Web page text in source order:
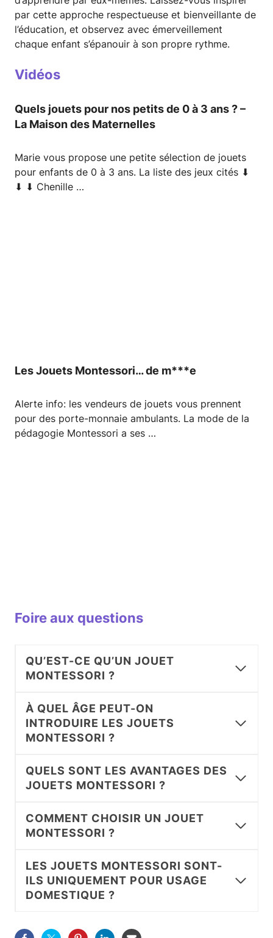
par cette approche respectueuse et bienveillante de
l’éducation, et observez avec émerveillement
chaque enfant s’épanouir à son propre rythme.
Vidéos
Quels jouets pour nos petits de 0 à 3 ans ? –
La Maison des Maternelles
Marie vous propose une petite sélection de jouets
pour enfants de 0 à 3 ans. La liste des jeux cités ⬇
⬇ ⬇ Chenille …
Les Jouets Montessori… de m***e
Alerte info: les vendeurs de jouets vous prennent
pour des porte-monnaie ambulants. La mode de la
pédagogie Montessori a ses …
Foire aux questions
QU’EST-CE QU’UN JOUET
MONTESSORI ?
À QUEL ÂGE PEUT-ON
INTRODUIRE LES JOUETS
MONTESSORI ?
QUELS SONT LES AVANTAGES DES
JOUETS MONTESSORI ?
COMMENT CHOISIR UN JOUET
MONTESSORI ?
LES JOUETS MONTESSORI SONT-
ILS UNIQUEMENT POUR USAGE
DOMESTIQUE ?